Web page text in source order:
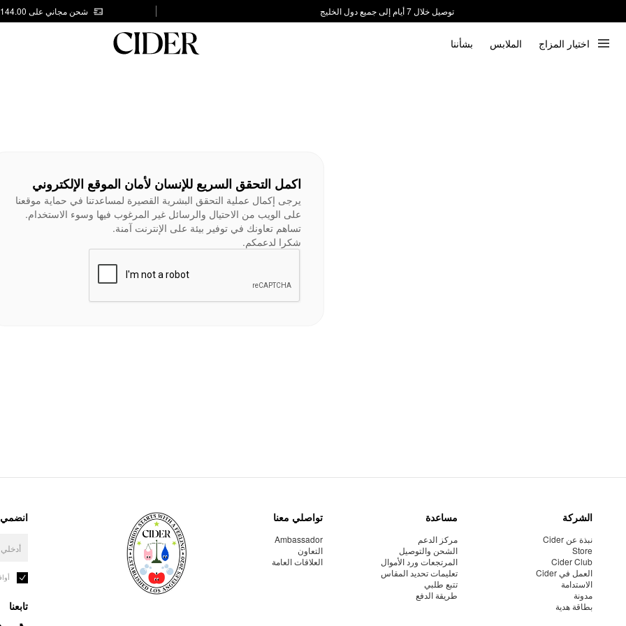
توصيل خلال 7 أيام إلى جميع دول الخليج
شحن مجاني على AED 144.00
اختيار المزاج الملابس بشأننا
اكمل التحقق السريع للإنسان لأمان الموقع الإلكتروني
يرجى إكمال عملية التحقق البشرية القصيرة لمساعدتنا في حماية موقعنا
على الويب من الاحتيال والرسائل غير المرغوب فيها وسوء الاستخدام.
تساهم تعاونك في توفير بيئة على الإنترنت آمنة.
شكرا لدعمكم.
الشركة
نبذة عن Cider
Store
Cider Club
العمل في Cider
الاستدامة
مدونة
بطاقة هدية
مساعدة
مركز الدعم
الشحن والتوصيل
المرتجعات ورد الأموال
تعليمات تحديد المقاس
تتبع طلبي
طريقة الدفع
تواصلي معنا
Ambassador
التعاون
العلاقات العامة
انضمي
تابعنا